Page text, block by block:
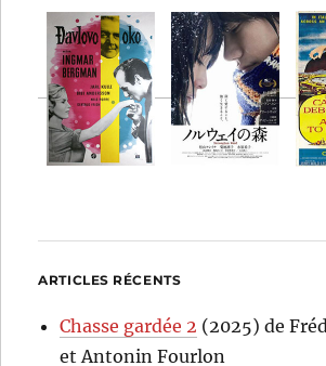
ARTICLES RÉCENTS
Chasse gardée 2 (2025) de
et Antonin Fourlon